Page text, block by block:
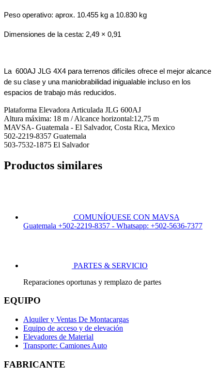
Peso operativo: aprox. 10.455 kg a 10.830 kg
Dimensiones de la cesta: 2,49 × 0,91
La  600AJ JLG 4X4 para terrenos difíciles ofrece el mejor alcance
de su clase y una maniobrabilidad inigualable incluso en los
espacios de trabajo más reducidos.
Plataforma Elevadora Articulada JLG 600AJ
Altura máxima: 18 m / Alcance horizontal:12,75 m
MAVSA- Guatemala - El Salvador, Costa Rica, Mexico
502-2219-8357 Guatemala
503-7532-1875 El Salvador
Productos similares
COMUNÍQUESE CON MAVSA
Guatemala +502-2219-8357 - Whatsapp: +502-5636-7377
PARTES & SERVICIO
Reparaciones oportunas y remplazo de partes
EQUIPO
Alquiler y Ventas De Montacargas
Equipo de acceso y de elevación
Elevadores de Material
Transporte: Camiones Auto
FABRICANTE